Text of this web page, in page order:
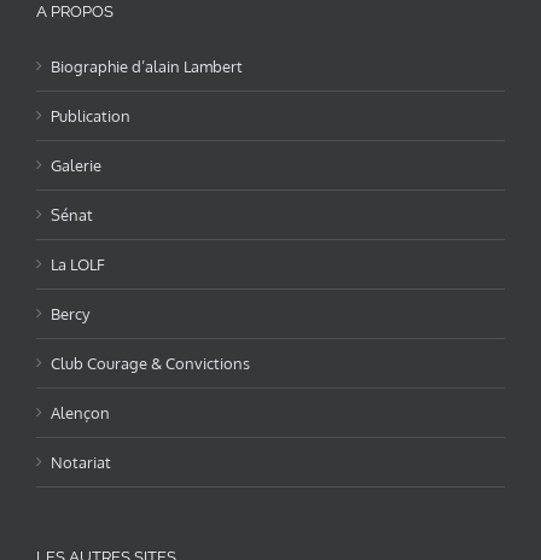
A PROPOS
Biographie d’alain Lambert
Publication
Galerie
Sénat
La LOLF
Bercy
Club Courage & Convictions
Alençon
Notariat